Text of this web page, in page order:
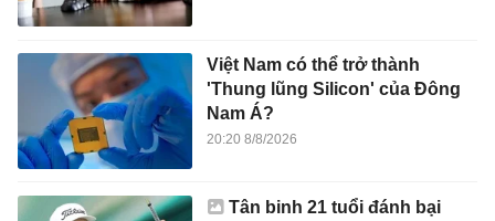
Việt Nam có thể trở thành
'Thung lũng Silicon' của Đông
Nam Á?
20:20 8/8/2026
Tân binh 21 tuổi đánh bại